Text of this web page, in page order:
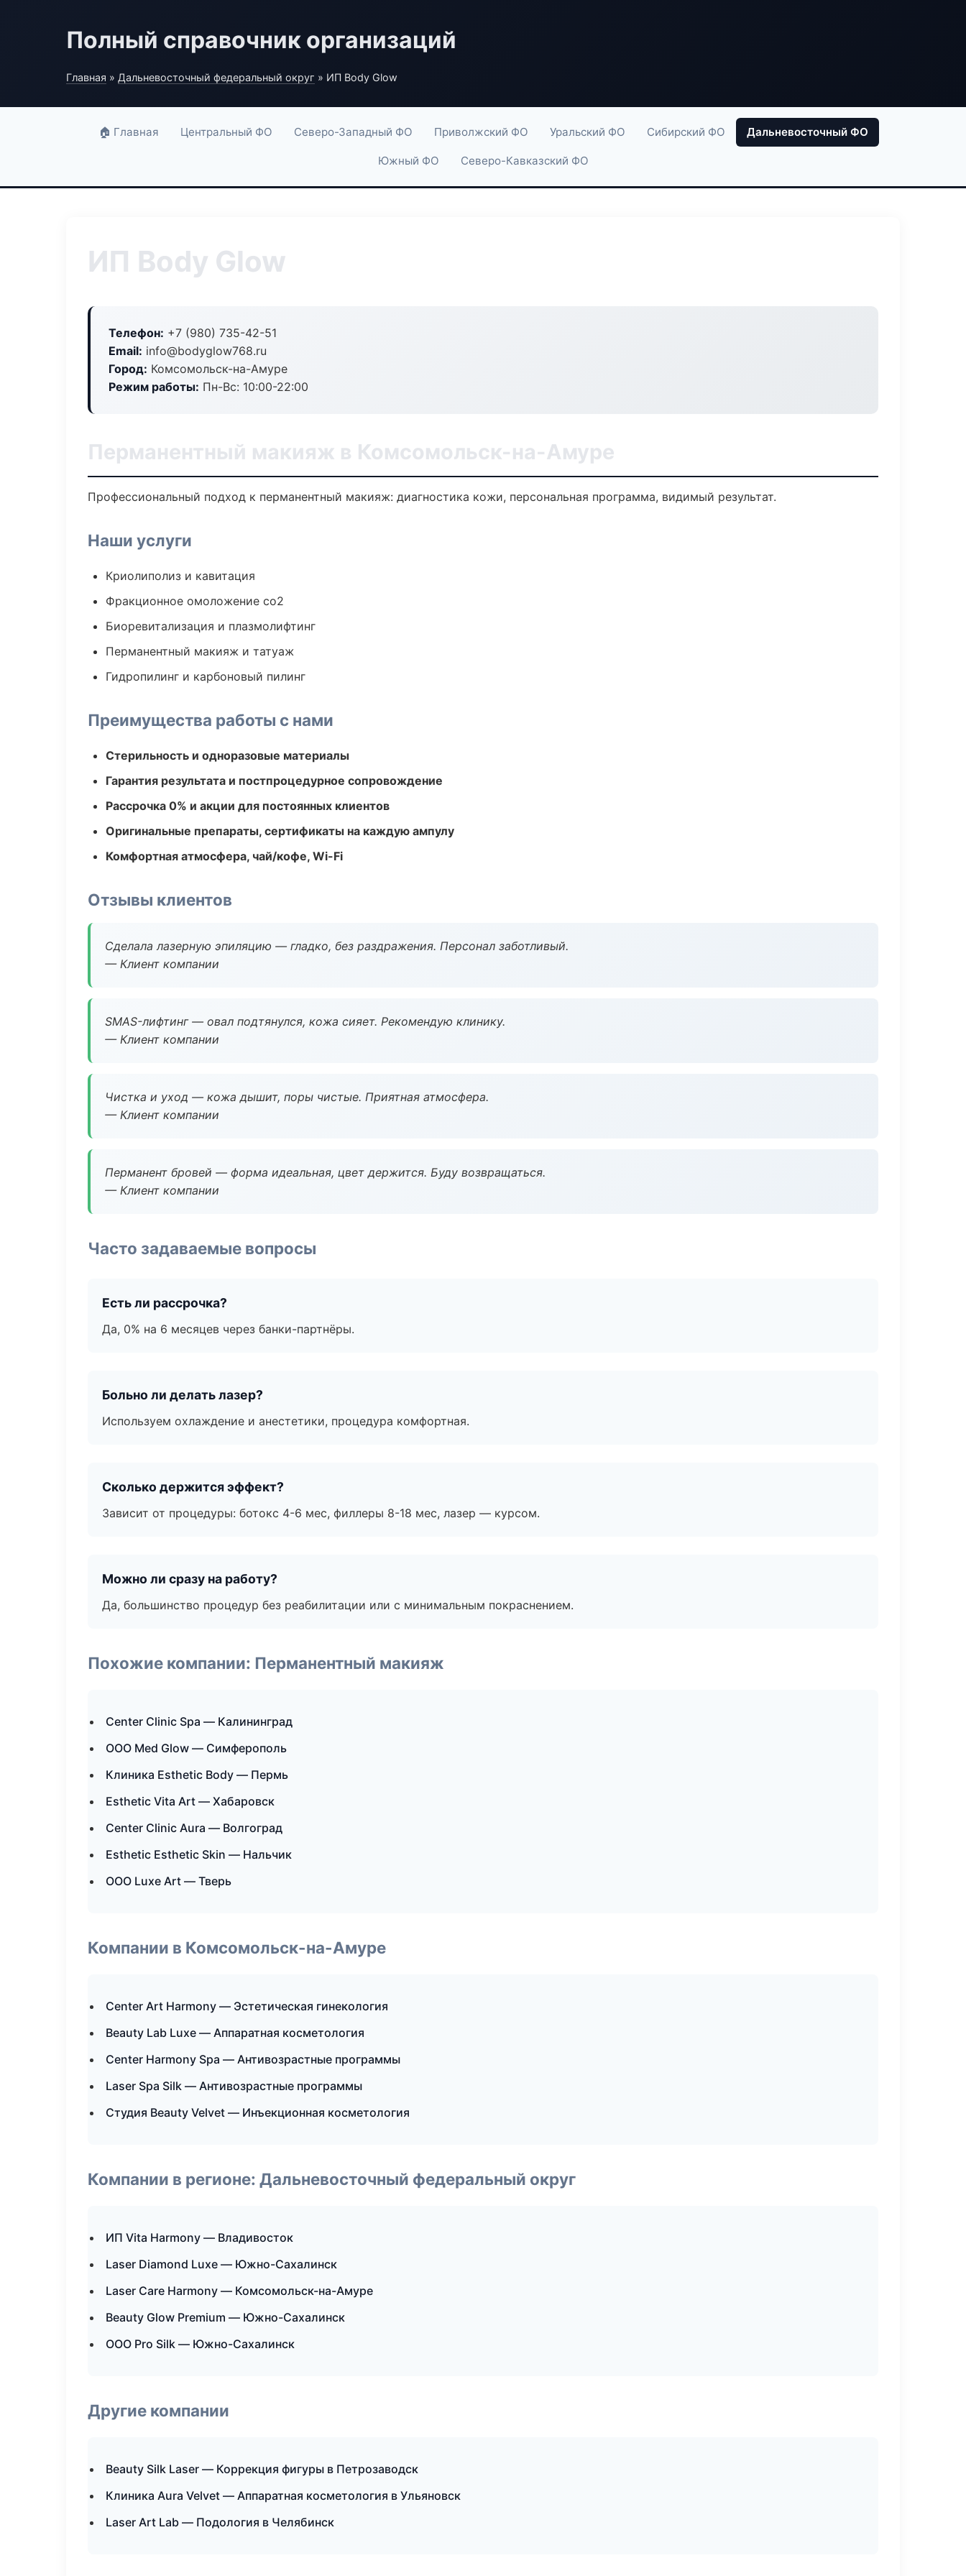
Полный справочник организаций
Главная » Дальневосточный федеральный округ » ИП Body Glow
🏠 Главная Центральный ФО Северо-Западный ФО Приволжский ФО Уральский ФО Сибирский ФО Дальневосточный ФО
Южный ФО Северо-Кавказский ФО
ИП Body Glow
Телефон: +7 (980) 735-42-51
Email: info@bodyglow768.ru
Город: Комсомольск-на-Амуре
Режим работы: Пн-Вс: 10:00-22:00
Перманентный макияж в Комсомольск-на-Амуре
Профессиональный подход к перманентный макияж: диагностика кожи, персональная программа, видимый результат.
Наши услуги
Криолиполиз и кавитация
Фракционное омоложение co2
Биоревитализация и плазмолифтинг
Перманентный макияж и татуаж
Гидропилинг и карбоновый пилинг
Преимущества работы с нами
Стерильность и одноразовые материалы
Гарантия результата и постпроцедурное сопровождение
Рассрочка 0% и акции для постоянных клиентов
Оригинальные препараты, сертификаты на каждую ампулу
Комфортная атмосфера, чай/кофе, Wi-Fi
Отзывы клиентов
Сделала лазерную эпиляцию — гладко, без раздражения. Персонал заботливый.
— Клиент компании
SMAS-лифтинг — овал подтянулся, кожа сияет. Рекомендую клинику.
— Клиент компании
Чистка и уход — кожа дышит, поры чистые. Приятная атмосфера.
— Клиент компании
Перманент бровей — форма идеальная, цвет держится. Буду возвращаться.
— Клиент компании
Часто задаваемые вопросы
Есть ли рассрочка?
Да, 0% на 6 месяцев через банки-партнёры.
Больно ли делать лазер?
Используем охлаждение и анестетики, процедура комфортная.
Сколько держится эффект?
Зависит от процедуры: ботокс 4-6 мес, филлеры 8-18 мес, лазер — курсом.
Можно ли сразу на работу?
Да, большинство процедур без реабилитации или с минимальным покраснением.
Похожие компании: Перманентный макияж
Center Clinic Spa — Калининград
ООО Med Glow — Симферополь
Клиника Esthetic Body — Пермь
Esthetic Vita Art — Хабаровск
Center Clinic Aura — Волгоград
Esthetic Esthetic Skin — Нальчик
ООО Luxe Art — Тверь
Компании в Комсомольск-на-Амуре
Center Art Harmony — Эстетическая гинекология
Beauty Lab Luxe — Аппаратная косметология
Center Harmony Spa — Антивозрастные программы
Laser Spa Silk — Антивозрастные программы
Студия Beauty Velvet — Инъекционная косметология
Компании в регионе: Дальневосточный федеральный округ
ИП Vita Harmony — Владивосток
Laser Diamond Luxe — Южно-Сахалинск
Laser Care Harmony — Комсомольск-на-Амуре
Beauty Glow Premium — Южно-Сахалинск
ООО Pro Silk — Южно-Сахалинск
Другие компании
Beauty Silk Laser — Коррекция фигуры в Петрозаводск
Клиника Aura Velvet — Аппаратная косметология в Ульяновск
Laser Art Lab — Подология в Челябинск